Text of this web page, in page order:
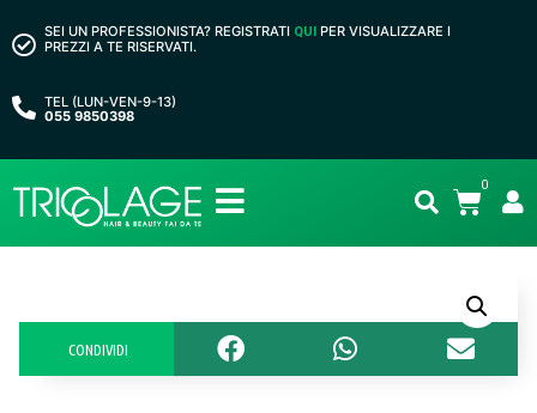
SEI UN PROFESSIONISTA? REGISTRATI QUI PER VISUALIZZARE I
PREZZI A TE RISERVATI.
TEL (LUN-VEN-9-13)
055 9850398
0
CONDIVIDI